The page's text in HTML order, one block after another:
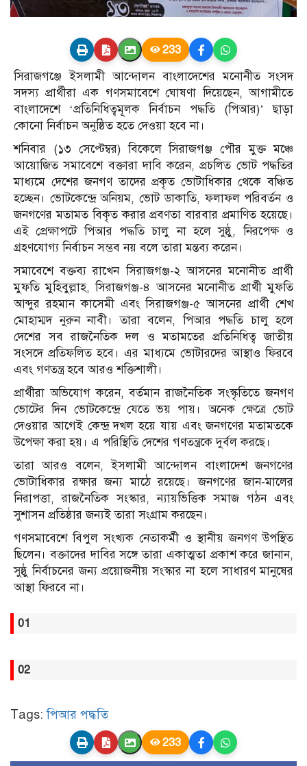
233
সিরাজগঞ্জে ইসলামী আন্দোলন বাংলাদেশের মনোনীত সংসদ
সদস্য প্রার্থীরা এক গণসমাবেশে ঘোষণা দিয়েছেন, আগামীতে
বাংলাদেশে ‘প্রতিনিধিত্বমূলক নির্বাচন পদ্ধতি (পিআর)’ ছাড়া
কোনো নির্বাচন অনুষ্ঠিত হতে দেওয়া হবে না।
শনিবার (১৩ সেপ্টেম্বর) বিকেলে সিরাজগঞ্জ পৌর মুক্ত মঞ্চে
আয়োজিত সমাবেশে বক্তারা দাবি করেন, প্রচলিত ভোট পদ্ধতির
মাধ্যমে দেশের জনগণ তাদের প্রকৃত ভোটাধিকার থেকে বঞ্চিত
হচ্ছেন। ভোটকেন্দ্রে অনিয়ম, ভোট ডাকাতি, ফলাফল পরিবর্তন ও
জনগণের মতামত বিকৃত করার প্রবণতা বারবার প্রমাণিত হয়েছে।
এই প্রেক্ষাপটে পিআর পদ্ধতি চালু না হলে সুষ্ঠু, নিরপেক্ষ ও
গ্রহণযোগ্য নির্বাচন সম্ভব নয় বলে তারা মন্তব্য করেন।
সমাবেশে বক্তব্য রাখেন সিরাজগঞ্জ-২ আসনের মনোনীত প্রার্থী
মুফতি মুহিবুল্লাহ, সিরাজগঞ্জ-৪ আসনের মনোনীত প্রার্থী মুফতি
আব্দুর রহমান কাসেমী এবং সিরাজগঞ্জ-৫ আসনের প্রার্থী শেখ
মোহাম্মদ নুরুন নাবী। তারা বলেন, পিআর পদ্ধতি চালু হলে
দেশের সব রাজনৈতিক দল ও মতামতের প্রতিনিধিত্ব জাতীয়
সংসদে প্রতিফলিত হবে। এর মাধ্যমে ভোটারদের আস্থাও ফিরবে
এবং গণতন্ত্র হবে আরও শক্তিশালী।
প্রার্থীরা অভিযোগ করেন, বর্তমান রাজনৈতিক সংস্কৃতিতে জনগণ
ভোটের দিন ভোটকেন্দ্রে যেতে ভয় পায়। অনেক ক্ষেত্রে ভোট
দেওয়ার আগেই কেন্দ্র দখল হয়ে যায় এবং জনগণের মতামতকে
উপেক্ষা করা হয়। এ পরিস্থিতি দেশের গণতন্ত্রকে দুর্বল করছে।
তারা আরও বলেন, ইসলামী আন্দোলন বাংলাদেশ জনগণের
ভোটাধিকার রক্ষার জন্য মাঠে রয়েছে। জনগণের জান-মালের
নিরাপত্তা, রাজনৈতিক সংস্কার, ন্যায়ভিত্তিক সমাজ গঠন এবং
সুশাসন প্রতিষ্ঠার জন্যই তারা সংগ্রাম করছেন।
গণসমাবেশে বিপুল সংখ্যক নেতাকর্মী ও স্থানীয় জনগণ উপস্থিত
ছিলেন। বক্তাদের দাবির সঙ্গে তারা একাত্মতা প্রকাশ করে জানান,
সুষ্ঠু নির্বাচনের জন্য প্রয়োজনীয় সংস্কার না হলে সাধারণ মানুষের
আস্থা ফিরবে না।
01
02
Tags:পিআর পদ্ধতি
233